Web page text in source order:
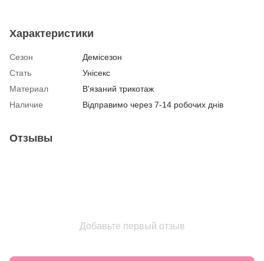
Характеристики
Сезон
Демісезон
Стать
Унісекс
Материал
В'язаний трикотаж
Наличие
Відправимо через 7-14 робочих днів
Отзывы
Добавьте первый отзыв